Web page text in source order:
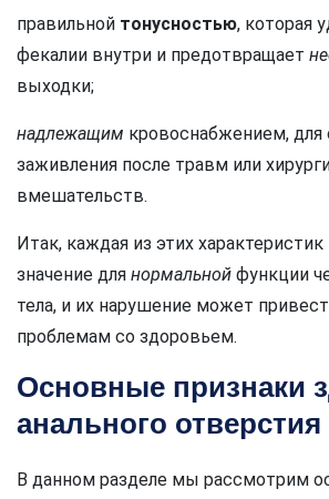
правильной тонусностью, которая
фекалии внутри и предотвращает
выходки;
надлежащим кровоснабжением, для
заживления после травм или
вмешательств.
Итак, каждая из этих
значение для нормальной функции
тела, и их нарушение может
проблемам со здоровьем.
Основные признаки
анального отверстия
В данном разделе мы рассмотрим